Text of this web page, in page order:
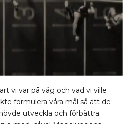
vi var på väg och vad vi ville
formulera våra mål så att de
utveckla och förbättra